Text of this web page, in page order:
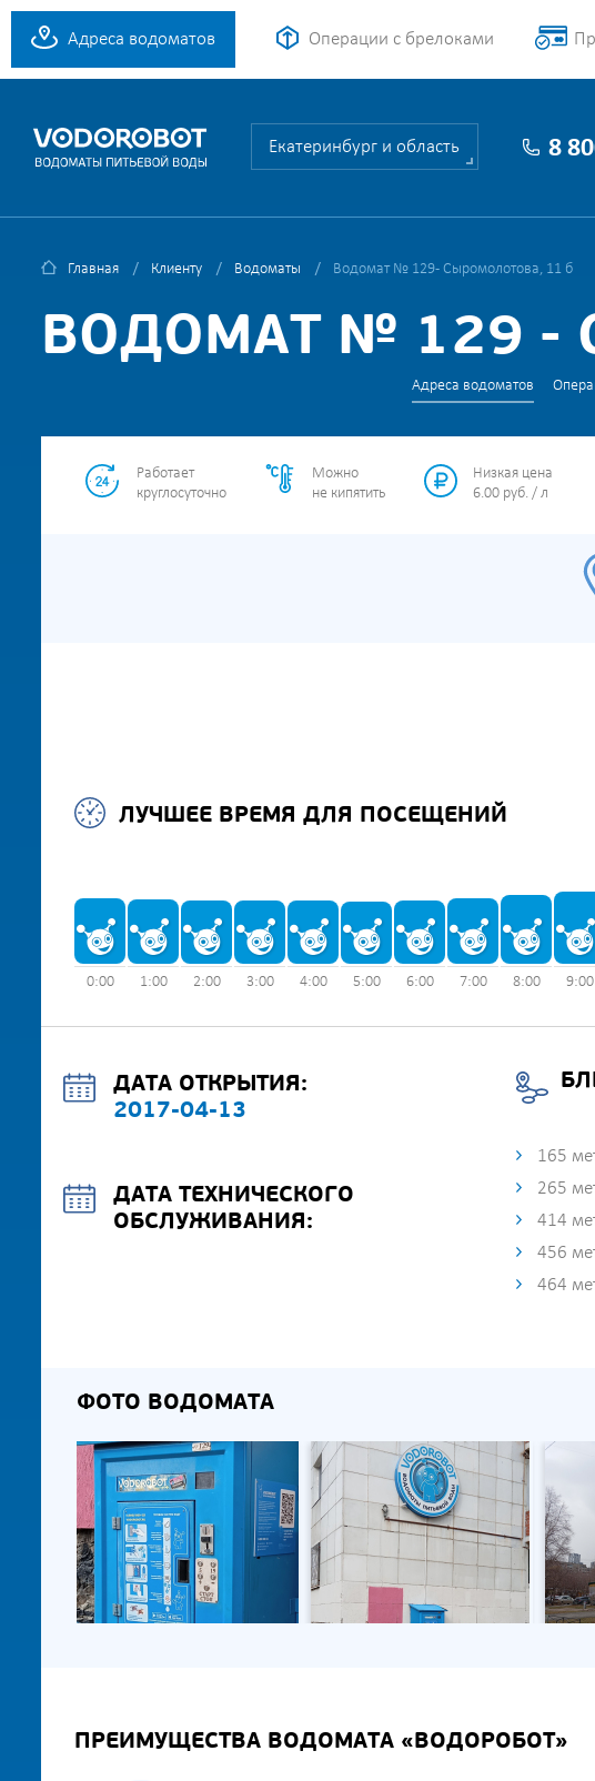
Адреса водоматов Операции с брелоками
Екатеринбург и область 8
Главная Клиенту Водоматы Водомат № 129 - Сыромолотова, 11 б
ВОДОМАТ № 129 -
Адреса водоматов
Работает
круглосуточно
Можно
не кипятить
Низкая цена
6.00 руб. / л
ЛУЧШЕЕ ВРЕМЯ ДЛЯ ПОСЕЩЕНИЙ
0:00 1:00 2:00 3:00 4:00 5:00 6:00 7:00 8:00 9:00
ДАТА ОТКРЫТИЯ:
2017-04-13
ДАТА ТЕХНИЧЕСКОГО
ОБСЛУЖИВАНИЯ:
165
265
414
456
464
ФОТО ВОДОМАТА
ПРЕИМУЩЕСТВА ВОДОМАТА «ВОДОРОБОТ»